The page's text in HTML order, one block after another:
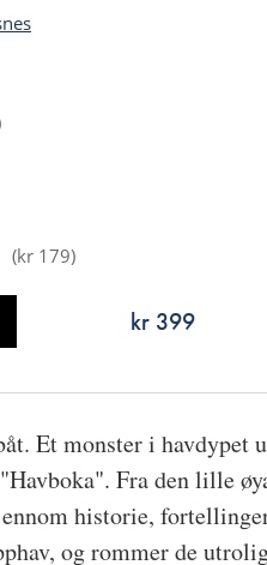
(kr 179)
kr 399
Et monster i havdypet
Fra den lille
historie,
og rommer de